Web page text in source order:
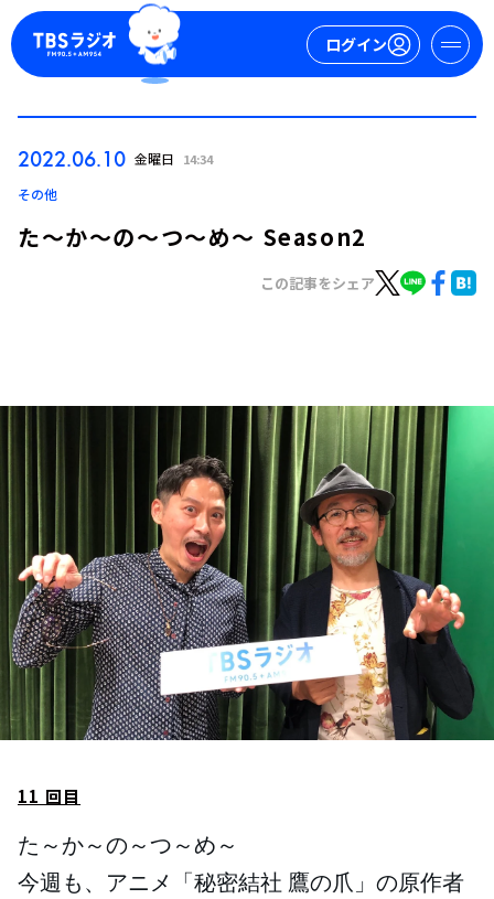
ログイン
今日の番組表
週間番組表
トピックス
TBS Podcast
お知らせ
イベント・グッズ
YouTube
会社情報
2022.06.10 金曜日 14:34
その他
た～か～の～つ～め～ Season2
この記事をシェア
11 回目
た～か～の～つ～め～
今週も、 アニメ「秘密結社 鷹の爪」の原作者